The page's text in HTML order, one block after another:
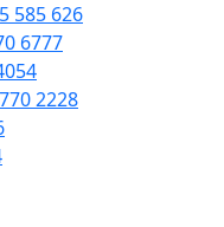
585 626
6777
2228